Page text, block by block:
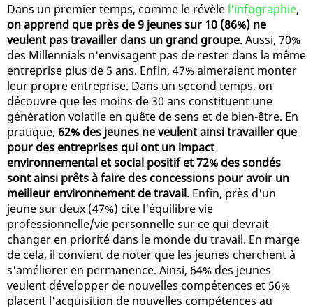
Dans un premier temps, comme le révèle l'infographie,
on apprend que près de 9 jeunes sur 10 (86%) ne
veulent pas travailler dans un grand groupe. Aussi, 70%
des Millennials n'envisagent pas de rester dans la même
entreprise plus de 5 ans. Enfin, 47% aimeraient monter
leur propre entreprise. Dans un second temps, on
découvre que les moins de 30 ans constituent une
génération volatile en quête de sens et de bien-être. En
pratique, 62% des jeunes ne veulent ainsi travailler que
pour des entreprises qui ont un impact
environnemental et social positif et 72% des sondés
sont ainsi prêts à faire des concessions pour avoir un
meilleur environnement de travail. Enfin, près d'un
jeune sur deux (47%) cite l'équilibre vie
professionnelle/vie personnelle sur ce qui devrait
changer en priorité dans le monde du travail. En marge
de cela, il convient de noter que les jeunes cherchent à
s'améliorer en permanence. Ainsi, 64% des jeunes
veulent développer de nouvelles compétences et 56%
placent l'acquisition de nouvelles compétences au